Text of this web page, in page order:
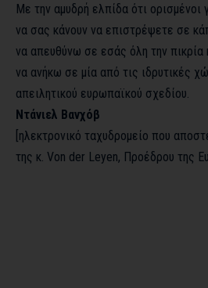
Με την αμυδρή ελπίδα ότι
να σας κάνουν να επιστρέψετε σε
να απευθύνω σε εσάς όλη την πικρία
να ανήκω σε μία από τις ιδρυτικές
απειλητικού ευρωπαϊκού σχεδίου.
Ντάνιελ Βανχόβ
[ηλεκτρονικό ταχυδρομείο που
της κ. Von der Leyen, Προέδρου της